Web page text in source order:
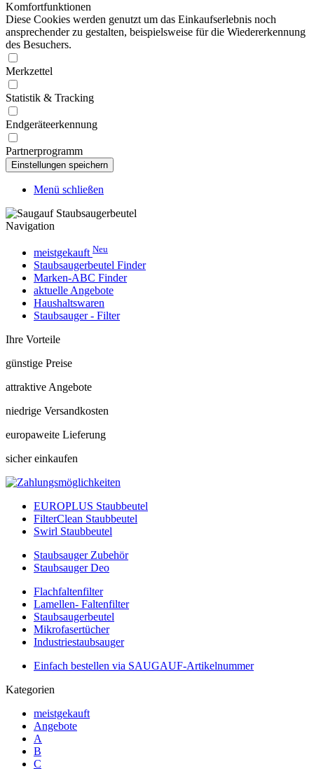
Komfortfunktionen
Diese Cookies werden genutzt um das Einkaufserlebnis noch
ansprechender zu gestalten, beispielsweise für die Wiedererkennung
des Besuchers.
Merkzettel
Statistik & Tracking
Endgeräteerkennung
Partnerprogramm
Menü schließen
Navigation
meistgekauft Neu
Staubsaugerbeutel Finder
Marken-ABC Finder
aktuelle Angebote
Haushaltswaren
Staubsauger - Filter
Ihre Vorteile
günstige Preise
attraktive Angebote
niedrige Versandkosten
europaweite Lieferung
sicher einkaufen
EUROPLUS Staubbeutel
FilterClean Staubbeutel
Swirl Staubbeutel
Staubsauger Zubehör
Staubsauger Deo
Flachfaltenfilter
Lamellen- Faltenfilter
Staubsaugerbeutel
Mikrofasertücher
Industriestaubsauger
Einfach bestellen via SAUGAUF-Artikelnummer
Kategorien
meistgekauft
Angebote
A
B
C